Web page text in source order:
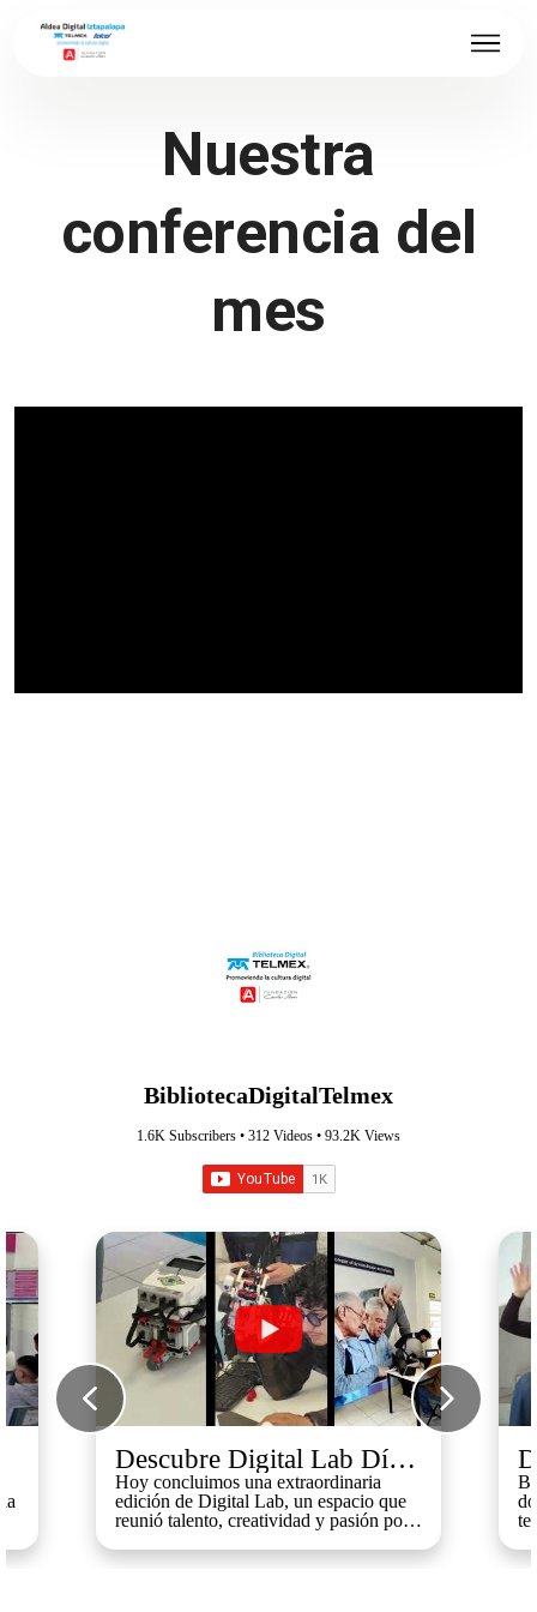
Nuestra
conferencia del
mes
BibliotecaDigitalTelmex
1.6KSubscribers • 312Videos • 93.2KViews
Descubre Digital Lab Día 2
Retransmisión
Hoy concluimos una extraordinaria
edición de Digital Lab, un espacio que
reunió talento, creatividad y pasión por
fuimos testigos de cómo las ideas se